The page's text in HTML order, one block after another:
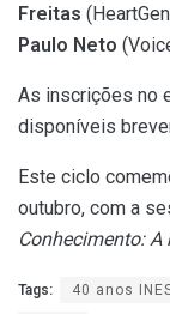
Freitas
Paulo Neto
As inscrições no
disponíveis
Este ciclo
outubro, com a
Conhecimento:
Tags: 40 anos